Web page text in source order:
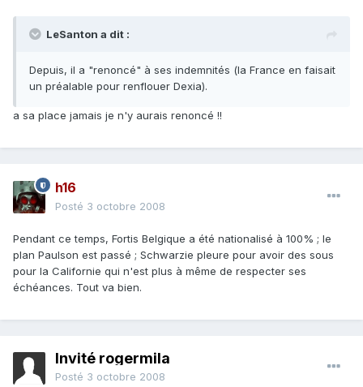
LeSanton a dit :
Depuis, il a "renoncé" à ses indemnités (la France en faisait
un préalable pour renflouer Dexia).
a sa place jamais je n'y aurais renoncé !!
h16
Posté 3 octobre 2008
Pendant ce temps, Fortis Belgique a été nationalisé à 100% ; le
plan Paulson est passé ; Schwarzie pleure pour avoir des sous
pour la Californie qui n'est plus à même de respecter ses
échéances. Tout va bien.
Invité rogermila
Posté 3 octobre 2008